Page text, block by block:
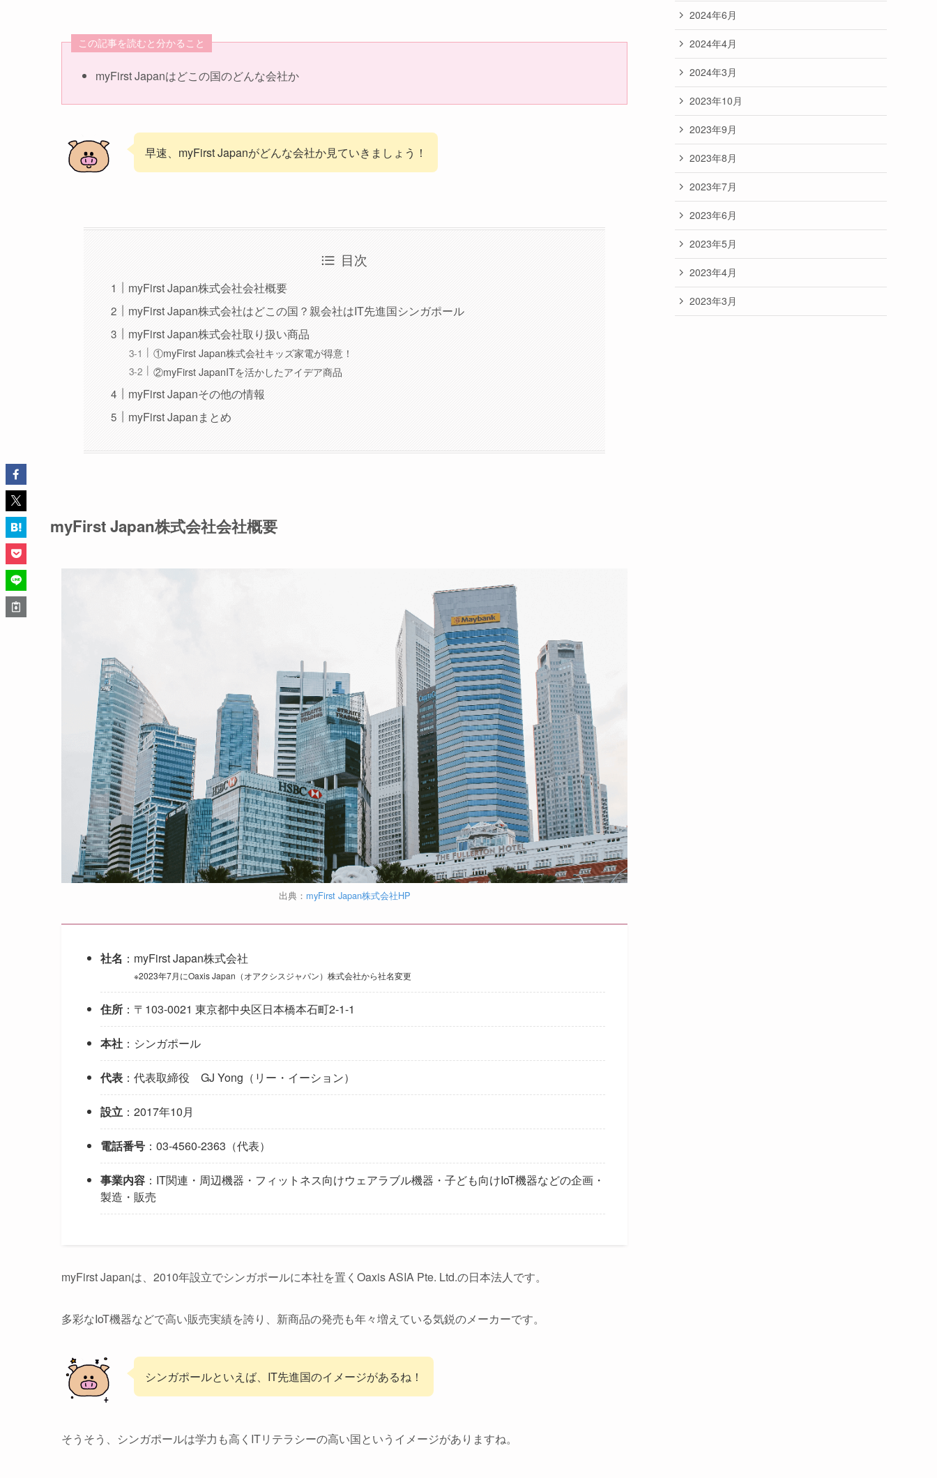
この記事を読むと分かること
myFirst Japanはどこの国のどんな会社か
早速、myFirst Japanがどんな会社か見ていきましょう！
目次
myFirst Japan株式会社会社概要
myFirst Japan株式会社はどこの国？親会社はIT先進国シンガポール
myFirst Japan株式会社取り扱い商品
①myFirst Japan株式会社キッズ家電が得意！
②myFirst JapanITを活かしたアイデア商品
myFirst Japanその他の情報
myFirst Japanまとめ
myFirst Japan株式会社会社概要
出典： myFirst Japan株式会社HP
社名 ：myFirst Japan株式会社
※2023年7月にOaxis Japan（オアクシスジャパン）株式会社から社名変更
住所 ：〒103-0021 東京都中央区日本橋本石町2-1-1
本社 ：シンガポール
代表 ：代表取締役 GJ Yong（リー・イーション）
設立 ：2017年10月
電話番号 ：03-4560-2363（代表）
事業内容 ：IT関連・周辺機器・フィットネス向けウェアラブル機器・子ども向けIoT機器などの企画・
製造・販売
myFirst Japanは、2010年設立でシンガポールに本社を置くOaxis ASIA Pte. Ltd.の日本法人です。
多彩なIoT機器などで高い販売実績を誇り、新商品の発売も年々増えている気鋭のメーカーです。
シンガポールといえば、IT先進国のイメージがあるね！
そうそう、シンガポールは学力も高くITリテラシーの高い国というイメージがありますね。
2024年6月
2024年4月
2024年3月
2023年10月
2023年9月
2023年8月
2023年7月
2023年6月
2023年5月
2023年4月
2023年3月